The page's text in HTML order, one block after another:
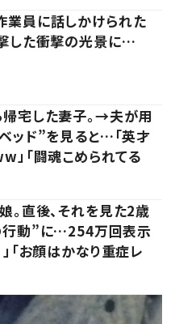
員に話しかけられた
した衝撃の光景に…
宅した妻子。→夫が用
ッド”を見ると…「英才
」「闘魂こめられてる
。直後、それを見た2歳
動”に…254万回表示
」「お顔はかなり重症レ